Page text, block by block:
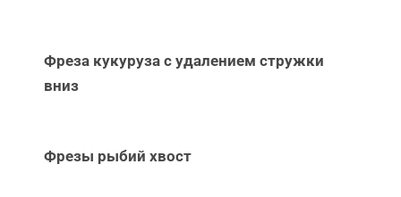
Фреза кукуруза с удалением стружки
вниз
Фрезы рыбий хвост